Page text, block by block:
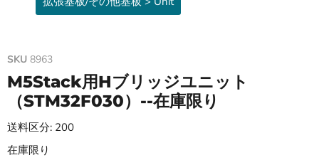
SKU 8963
M5Stack用Hブリッジユニット
（STM32F030）--在庫限り
送料区分: 200
在庫限り